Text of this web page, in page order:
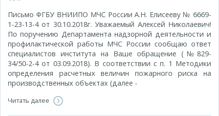
Письмо ФГБУ ВНИИПО МЧС России А.Н. Елисееву № 6669-
1-23-13-4 от 30.10.2018г. Уважаемый Алексей Николаевич!
По поручению Департамента надзорной деятельности и
профилактической работы МЧС России сообщаю ответ
специалистов института на Ваше обращение (№829-
34/50-2-4 от 03.09.2018). В соответствии с п. 1 Методики
определения расчетных величин пожарного риска на
производственных объектах (далее -
Читать далее